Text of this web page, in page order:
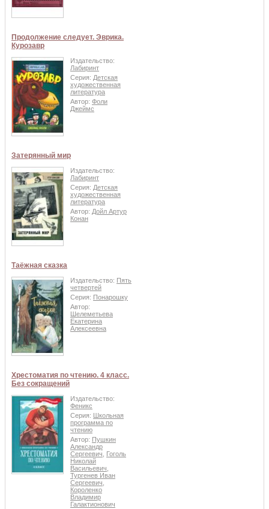
Продолжение следует. Эврика.
Курозавр
Издательство:
Лабиринт
Серия: Детская
художественная
литература
Автор: Фоли
Джеймс
Затерянный мир
Издательство:
Лабиринт
Серия: Детская
художественная
литература
Автор: Дойл Артур
Конан
Таёжная сказка
Издательство: Пять
четвертей
Серия: Понарошку
Автор:
Шелеметьева
Екатерина
Алексеевна
Хрестоматия по чтению. 4 класс.
Без сокращений
Издательство:
Феникс
Серия: Школьная
программа по
чтению
Автор: Пушкин
Александр
Сергеевич
Гоголь
Николай
Васильевич
Тургенев Иван
Сергеевич
Короленко
Владимир
Галактионович